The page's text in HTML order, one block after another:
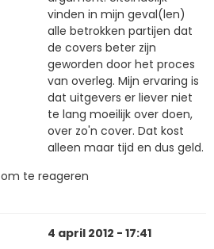
vinden in mijn geval(len)
alle betrokken partijen dat
de covers beter zijn
geworden door het proces
van overleg. Mijn ervaring is
dat uitgevers er liever niet
te lang moeilijk over doen,
over zo'n cover. Dat kost
alleen maar tijd en dus geld.
om te reageren
4 april 2012 - 17:41